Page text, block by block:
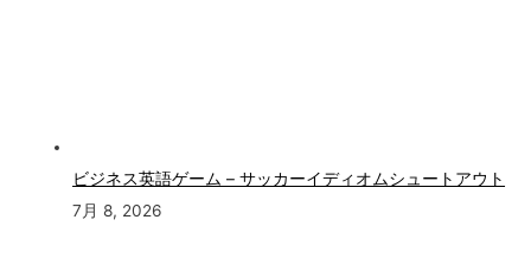
ビジネス英語ゲーム – サッカーイディオムシュートアウト
7月 8, 2026